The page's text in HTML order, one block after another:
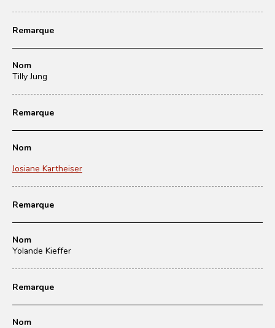
Remarque
Nom
Tilly Jung
Remarque
Nom
Josiane Kartheiser
Remarque
Nom
Yolande Kieffer
Remarque
Nom